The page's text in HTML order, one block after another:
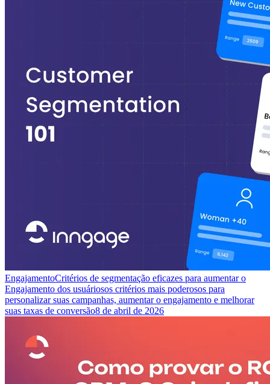
EngajamentoCritérios de segmentação eficazes para aumentar o
Engajamento dos usuáriosos critérios mais poderosos para
personalizar suas campanhas, aumentar o engajamento e melhorar
suas taxas de conversão8 de abril de 2026